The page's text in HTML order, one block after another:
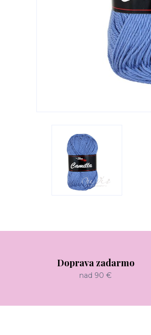
Doprava zadarmo
nad 90 €